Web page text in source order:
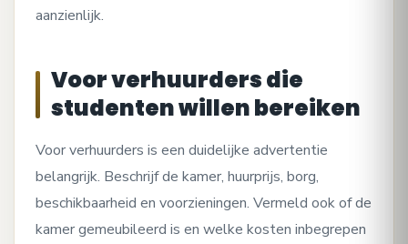
aanzienlijk.
Voor verhuurders die
studenten willen bereiken
Voor verhuurders is een duidelijke advertentie
belangrijk. Beschrijf de kamer, huurprijs, borg,
beschikbaarheid en voorzieningen. Vermeld ook of de
kamer gemeubileerd is en welke kosten inbegrepen